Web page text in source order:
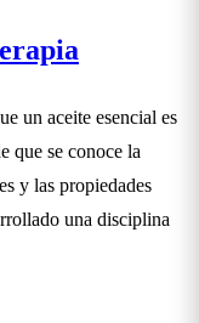
un aceite esencial es
que se conoce la
y las propiedades
una disciplina